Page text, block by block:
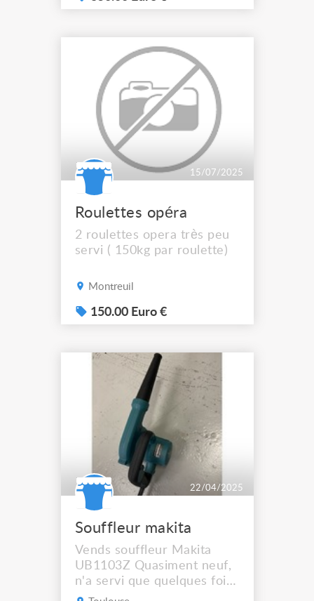
Hauteur maximale : 4 m
Plateforme en bois
antidérapante avec trappe
d’accès Largeur : environ
70cm Longueur : environ
2,20 m Équipé de rou...
15/07/2025
Roulettes opéra
2 roulettes opera très peu
servi ( 150kg par roulette)
Montreuil
150.00 Euro €
22/04/2025
Souffleur makita
Vends souffleur Makita
UB1103Z Quasiment neuf,
n'a servi que quelques fois.
En parfait état dans son